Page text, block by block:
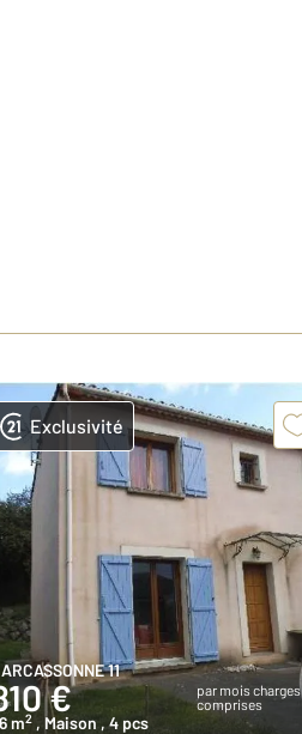
Exclusivité
11
€
par mois charges
comprises
m2 , Maison , 4 pcs